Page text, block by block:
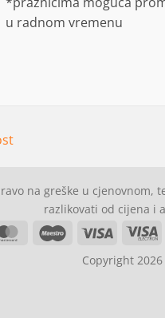
u radnom vremenu
na greške u
razlikovati od cijena i
MasterCardMaestro Visa
Copyright